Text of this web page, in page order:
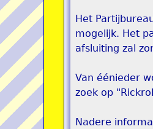
Het
mogelijk. Het
afsluiting zal
Van éénieder
zoek op
Nadere